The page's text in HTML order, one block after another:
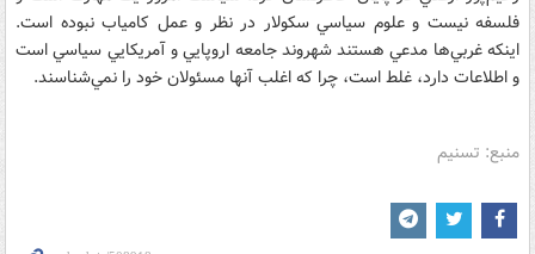
فلسفه نيست و علوم سياسي سکولار در نظر و عمل کامياب نبوده است.
اينکه غربي‌ها مدعي هستند شهروند جامعه اروپايي و آمريکايي سياسي است
و اطلاعات دارد، غلط است، چرا که اغلب آنها مسئولان خود را نمي‌شناسند.
منبع: تسنیم